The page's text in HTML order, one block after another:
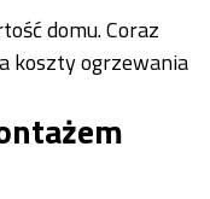
domu. Coraz
koszty ogrzewania